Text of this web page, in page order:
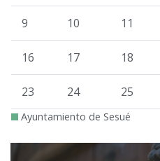
9 10 11
16 17 18
23 24 25
Ayuntamiento de Sesué